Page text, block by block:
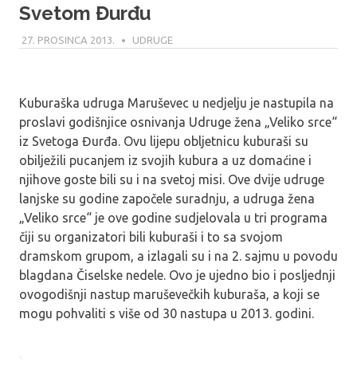
Svetom Đurđu
27. PROSINCA 2013. MODERATOR
UDRUGE
Kuburaška udruga Maruševec u nedjelju je nastupila na
proslavi godišnjice osnivanja Udruge žena „Veliko srce“
iz Svetoga Đurđa. Ovu lijepu obljetnicu kuburaši su
obilježili pucanjem iz svojih kubura a uz domaćine i
njihove goste bili su i na svetoj misi. Ove dvije udruge
lanjske su godine započele suradnju, a udruga žena
„Veliko srce“ je ove godine sudjelovala u tri programa
čiji su organizatori bili kuburaši i to sa svojom
dramskom grupom, a izlagali su i na 2. sajmu u povodu
blagdana Čiselske nedele. Ovo je ujedno bio i posljednji
ovogodišnji nastup maruševečkih kuburaša, a koji se
mogu pohvaliti s više od 30 nastupa u 2013. godini.